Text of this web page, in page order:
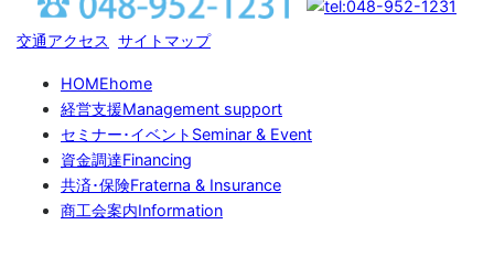
交通アクセス サイトマップ
HOMEhome
経営支援Management support
セミナー･イベント Seminar & Event
資金調達Financing
共済･保険Fraterna & Insurance
商工会案内Information